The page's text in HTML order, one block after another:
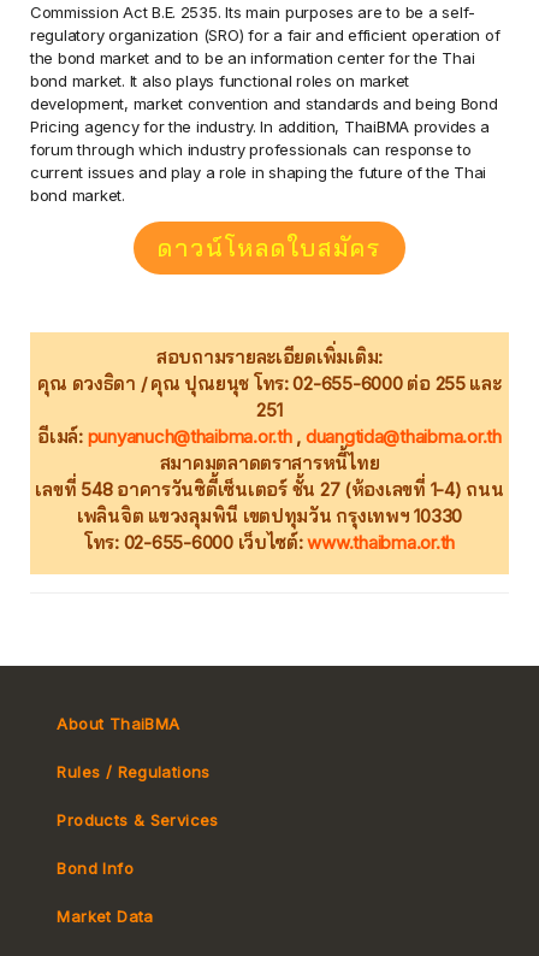
Commission Act B.E. 2535. Its main purposes are to be a self-
regulatory organization (SRO) for a fair and efficient operation of
the bond market and to be an information center for the Thai
bond market. It also plays functional roles on market
development, market convention and standards and being Bond
Pricing agency for the industry. In addition, ThaiBMA provides a
forum through which industry professionals can response to
current issues and play a role in shaping the future of the Thai
bond market.
ดาวน์โหลดใบสมัคร
สอบถามรายละเอียดเพิ่มเติม:
คุณ ดวงธิดา / คุณ ปุณยนุช โทร: 02-655-6000 ต่อ 255 และ
251
อีเมล์: punyanuch@thaibma.or.th, duangtida@thaibma.or.th
สมาคมตลาดตราสารหนี้ไทย
เลขที่ 548 อาคารวันซิตี้เซ็นเตอร์ ชั้น 27 (ห้องเลขที่ 1-4) ถนน
เพลินจิต แขวงลุมพินี เขตปทุมวัน กรุงเทพฯ 10330
โทร: 02-655-6000 เว็บไซต์:www.thaibma.or.th
About ThaiBMA
Rules / Regulations
Tax
Products & Services
Bond Info
Market Data